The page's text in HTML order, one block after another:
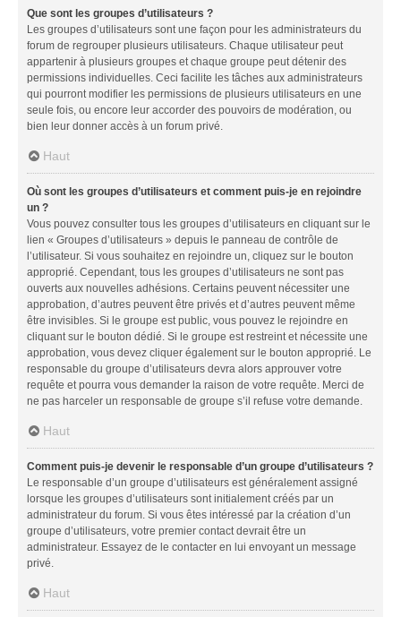
Que sont les groupes d’utilisateurs ?
Les groupes d’utilisateurs sont une façon pour les administrateurs du
forum de regrouper plusieurs utilisateurs. Chaque utilisateur peut
appartenir à plusieurs groupes et chaque groupe peut détenir des
permissions individuelles. Ceci facilite les tâches aux administrateurs
qui pourront modifier les permissions de plusieurs utilisateurs en une
seule fois, ou encore leur accorder des pouvoirs de modération, ou
bien leur donner accès à un forum privé.
Haut
Où sont les groupes d’utilisateurs et comment puis-je en rejoindre
un ?
Vous pouvez consulter tous les groupes d’utilisateurs en cliquant sur le
lien « Groupes d’utilisateurs » depuis le panneau de contrôle de
l’utilisateur. Si vous souhaitez en rejoindre un, cliquez sur le bouton
approprié. Cependant, tous les groupes d’utilisateurs ne sont pas
ouverts aux nouvelles adhésions. Certains peuvent nécessiter une
approbation, d’autres peuvent être privés et d’autres peuvent même
être invisibles. Si le groupe est public, vous pouvez le rejoindre en
cliquant sur le bouton dédié. Si le groupe est restreint et nécessite une
approbation, vous devez cliquer également sur le bouton approprié. Le
responsable du groupe d’utilisateurs devra alors approuver votre
requête et pourra vous demander la raison de votre requête. Merci de
ne pas harceler un responsable de groupe s’il refuse votre demande.
Haut
Comment puis-je devenir le responsable d’un groupe d’utilisateurs ?
Le responsable d’un groupe d’utilisateurs est généralement assigné
lorsque les groupes d’utilisateurs sont initialement créés par un
administrateur du forum. Si vous êtes intéressé par la création d’un
groupe d’utilisateurs, votre premier contact devrait être un
administrateur. Essayez de le contacter en lui envoyant un message
privé.
Haut